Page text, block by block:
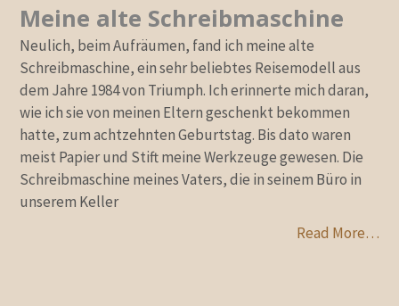
Meine alte Schreibmaschine
Neulich, beim Aufräumen, fand ich meine alte
Schreibmaschine, ein sehr beliebtes Reisemodell aus
dem Jahre 1984 von Triumph. Ich erinnerte mich daran,
wie ich sie von meinen Eltern geschenkt bekommen
hatte, zum achtzehnten Geburtstag. Bis dato waren
meist Papier und Stift meine Werkzeuge gewesen. Die
Schreibmaschine meines Vaters, die in seinem Büro in
unserem Keller
Read More…